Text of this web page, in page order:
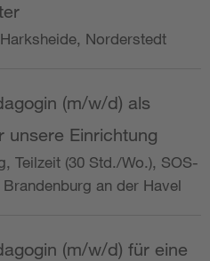
Norderstedt
(m/w/d) als
unsere Einrichtung
Teilzeit (30 Std./Wo.), SOS-
an der Havel
(m/w/d) für eine